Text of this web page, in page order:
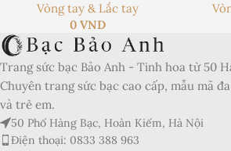
Product Currency:
Price Valid Until:
Product In-Stock:
Xếp hạng của biên tập viên:
Vòng tay & Lắc tay
0 VND
Trang sức bạc Bảo Anh - Tinh hoa từ 50
Chuyên trang sức bạc cao cấp, mẫu mã
và trẻ em.
50 Phố Hàng Bạc, Hoàn Kiếm, Hà Nội
Điện thoại: 0833 388 963